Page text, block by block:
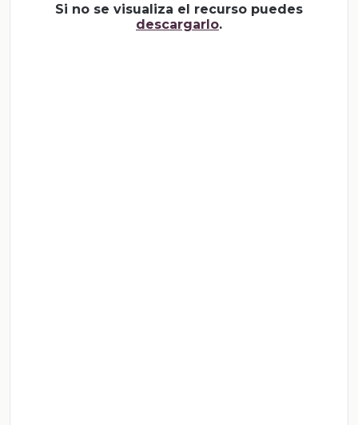
Si no se visualiza el recurso puedes
descargarlo.